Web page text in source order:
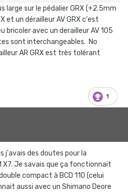
de rechange en 32/48.
est annoncé à moins de
mais c'est effectivement
large sur le pédalier GRX (+2.5mm
et un dérailleur AV GRX c'est
bricoler avec un derailleur AV 105
sont interchangeables. No
AR GRX est très tolérant
1
j'avais des doutes pour la
X7. Je savais que ça fonctionnait
compact à BCD 110 (celui
aussi avec un Shimano Deore